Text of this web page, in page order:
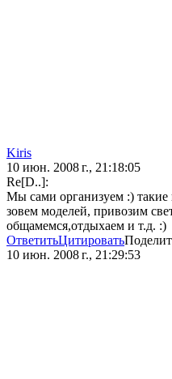
Kiris
10 июн. 2008 г., 21:18:05
Re[D..]:
Мы сами организуем :) такие
зовем моделей, привозим
общамемся,отдыхаем и т.д. :)
ОтветитьЦитировать
10 июн. 2008 г., 21:29:53